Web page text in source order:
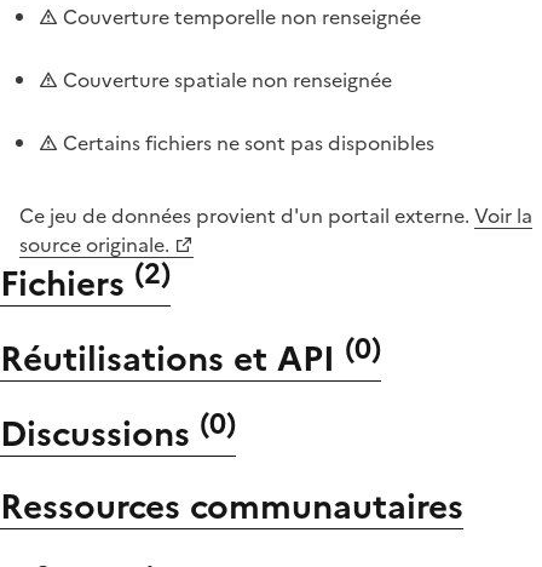
Couverture temporelle non renseignée
Couverture spatiale non renseignée
Certains fichiers ne sont pas disponibles
Ce jeu de données provient d'un portail externe. Voir la
source originale.
Fichiers (2)
Réutilisations et API (0)
Discussions (0)
Ressources communautaires